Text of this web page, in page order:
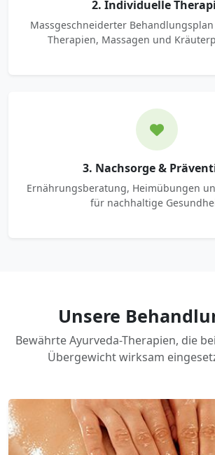
2. Individuelle
Massgeschneiderter
Therapien, Massagen und
3. Nachsorge &
Ernährungsberatung, Heimübungen
für nachhaltige
Unsere
Bewährte Ayurveda-Therapien, die
Übergewicht wirksam